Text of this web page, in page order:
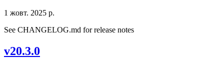
1 жовт. 2025 р.
See CHANGELOG.md for release notes
v20.3.0